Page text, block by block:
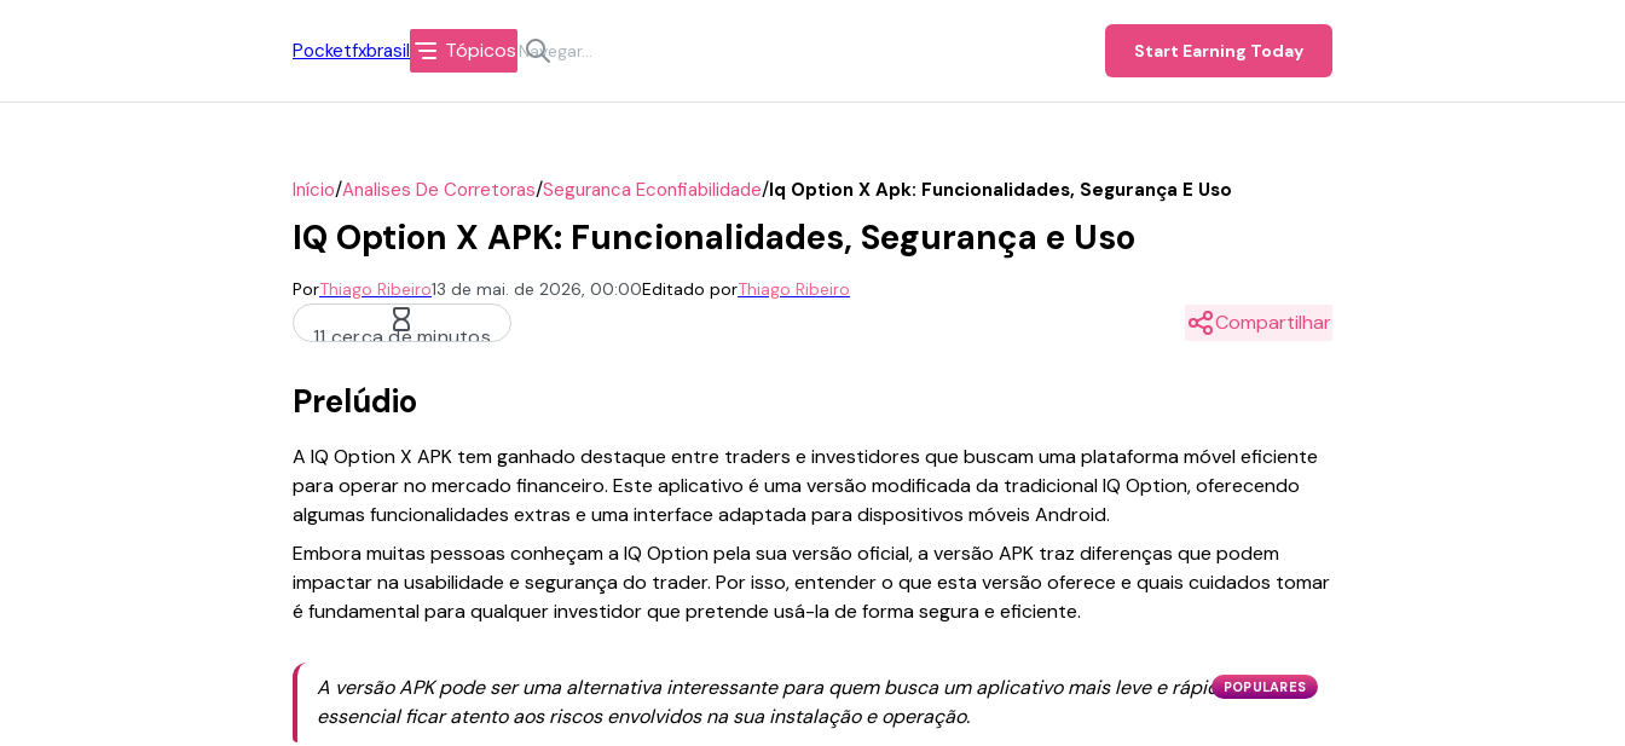
Pocketfxbrasil Tópicos Start Earning Today
Início/Analises De Corretoras/Seguranca Econfiabilidade/Iq Option X Apk: Funcionalidades, Segurança E Uso
IQ Option X APK: Funcionalidades, Segurança e Uso
PorThiago Ribeiro13 de mai. de 2026, 00:00Editado porThiago Ribeiro
11 cerca de minutos
Compartilhar
Prelúdio
A IQ Option X APK tem ganhado destaque entre traders e investidores que buscam uma plataforma móvel eficiente
para operar no mercado financeiro. Este aplicativo é uma versão modificada da tradicional IQ Option, oferecendo
algumas funcionalidades extras e uma interface adaptada para dispositivos móveis Android.
Embora muitas pessoas conheçam a IQ Option pela sua versão oficial, a versão APK traz diferenças que podem
impactar na usabilidade e segurança do trader. Por isso, entender o que esta versão oferece e quais cuidados tomar
é fundamental para qualquer investidor que pretende usá-la de forma segura e eficiente.
POPULARES
A versão APK pode ser uma alternativa interessante para quem busca um aplicativo mais leve e rápido, mas é
essencial ficar atento aos riscos envolvidos na sua instalação e operação.